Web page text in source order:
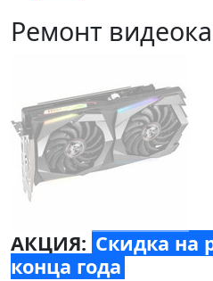
Ремонт
АКЦИЯ: Скидка на
конца года